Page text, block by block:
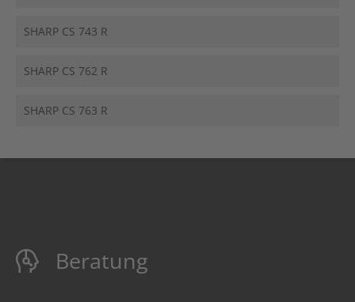
SHARP CS 743 R
SHARP CS 762 R
SHARP CS 763 R
Beratung